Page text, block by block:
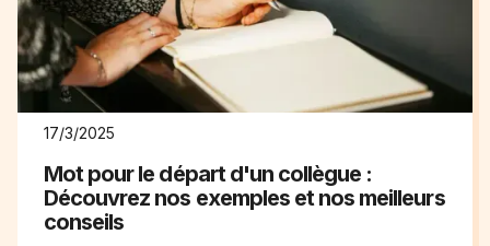
17/3/2025
Mot pour le départ d'un collègue :
Découvrez nos exemples et nos meilleurs
conseils